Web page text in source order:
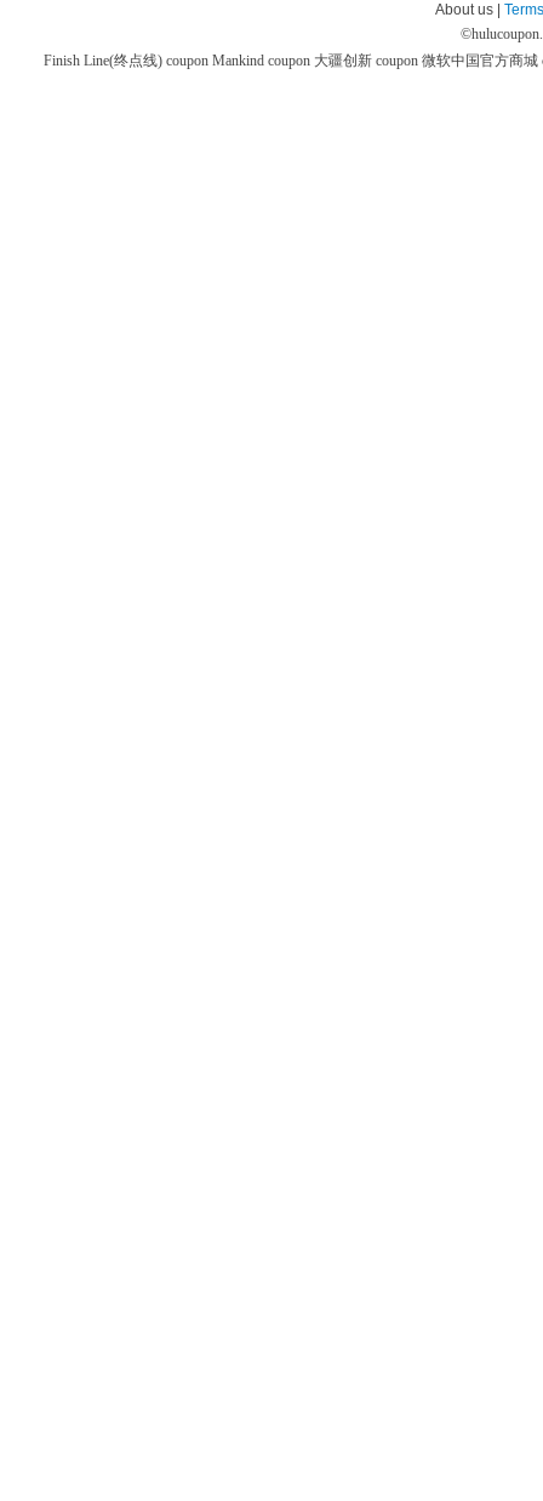
About us |
©
Finish Line(终点线) coupon Mankind coupon 大疆创新 coupon 微软中国官方商城